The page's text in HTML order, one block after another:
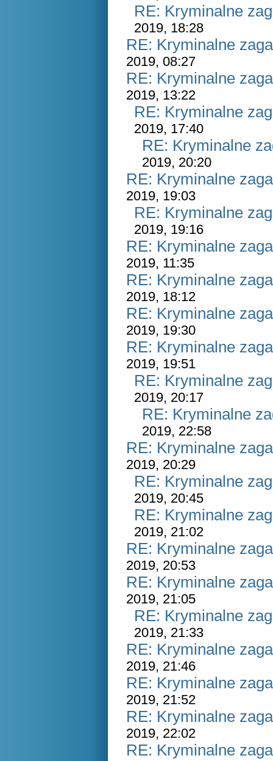
RE: Kryminalne
2019, 18:28
RE: Kryminalne
2019, 08:27
RE: Kryminalne
2019, 13:22
RE: Kryminalne
2019, 17:40
RE: Kryminalne
2019, 20:20
RE: Kryminalne
2019, 19:03
RE: Kryminalne
2019, 19:16
RE: Kryminalne
2019, 11:35
RE: Kryminalne
2019, 18:12
RE: Kryminalne
2019, 19:30
RE: Kryminalne
2019, 19:51
RE: Kryminalne
2019, 20:17
RE: Kryminalne
2019, 22:58
RE: Kryminalne
2019, 20:29
RE: Kryminalne
2019, 20:45
RE: Kryminalne
2019, 21:02
RE: Kryminalne
2019, 20:53
RE: Kryminalne
2019, 21:05
RE: Kryminalne
2019, 21:33
RE: Kryminalne
2019, 21:46
RE: Kryminalne
2019, 21:52
RE: Kryminalne
2019, 22:02
RE: Kryminalne